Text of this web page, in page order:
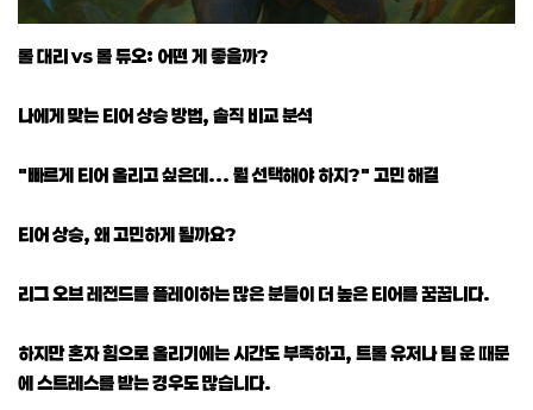
롤 대리 vs 롤 듀오: 어떤 게 좋을까?
나에게 맞는 티어 상승 방법, 솔직 비교 분석
"빠르게 티어 올리고 싶은데... 뭘 선택해야 하지?" 고민 해결
티어 상승, 왜 고민하게 될까요?
리그 오브 레전드를 플레이하는 많은 분들이 더 높은 티어를 꿈꿉니다.
하지만 혼자 힘으로 올리기에는 시간도 부족하고, 트롤 유저나 팀 운 때문
에 스트레스를 받는 경우도 많습니다.